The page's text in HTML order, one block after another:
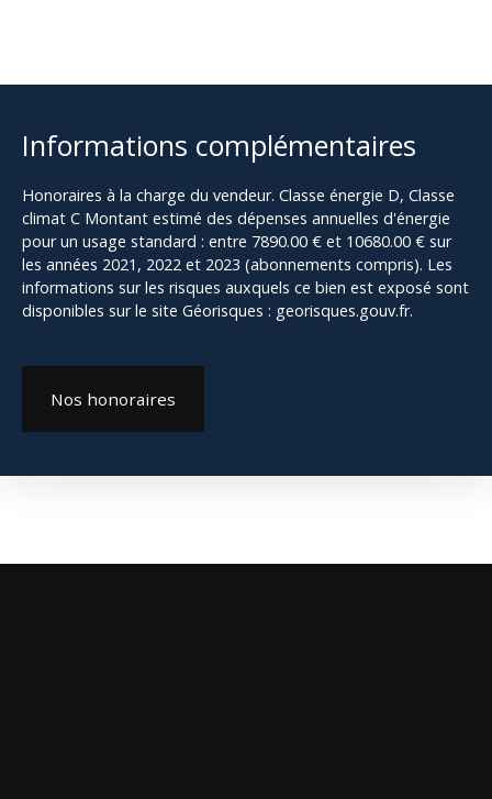
Informations complémentaires
Honoraires à la charge du vendeur. Classe énergie D, Classe
climat C Montant estimé des dépenses annuelles d'énergie
pour un usage standard : entre 7890.00 € et 10680.00 € sur
les années 2021, 2022 et 2023 (abonnements compris). Les
informations sur les risques auxquels ce bien est exposé sont
disponibles sur le site Géorisques : georisques.gouv.fr.
Nos honoraires